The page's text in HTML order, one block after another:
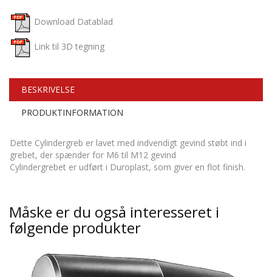
Download Datablad
Link til 3D tegning
BESKRIVELSE
PRODUKTINFORMATION
Dette Cylindergreb er lavet med indvendigt gevind støbt ind i
grebet, der spænder for M6 til M12 gevind
Cylindergrebet er udført i Duroplast, som giver en flot finish.
Måske er du også interesseret i
følgende produkter